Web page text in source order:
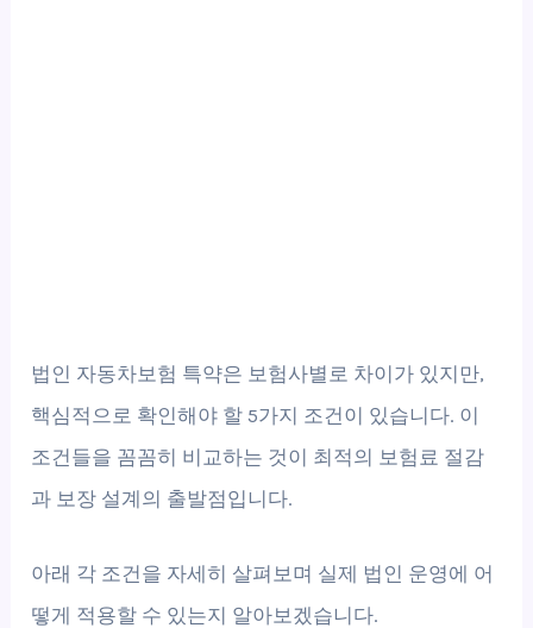
법인 자동차보험 특약은 보험사별로 차이가 있지만,
핵심적으로 확인해야 할 5가지 조건이 있습니다. 이
조건들을 꼼꼼히 비교하는 것이 최적의 보험료 절감
과 보장 설계의 출발점입니다.
아래 각 조건을 자세히 살펴보며 실제 법인 운영에 어
떻게 적용할 수 있는지 알아보겠습니다.